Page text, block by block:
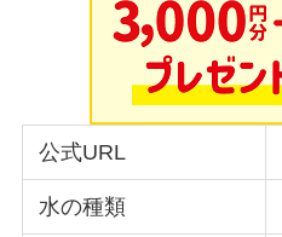
公式URL
水の種類